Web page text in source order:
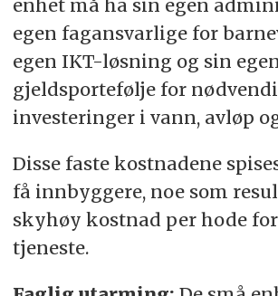
enhet må ha sin egen
egen fagansvarlige for
egen IKT-løsning og sin
gjeldsportefølje for
investeringer i vann, avløp
Disse faste kostnadene
få innbyggere, noe som
skyhøy kostnad per hode
tjeneste.